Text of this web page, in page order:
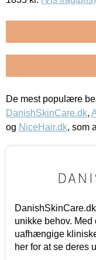
De mest populære
DanishSkinCare.dk,
og NiceHair.dk, som
unikke behov. Med
uafhængige
her for at se deres